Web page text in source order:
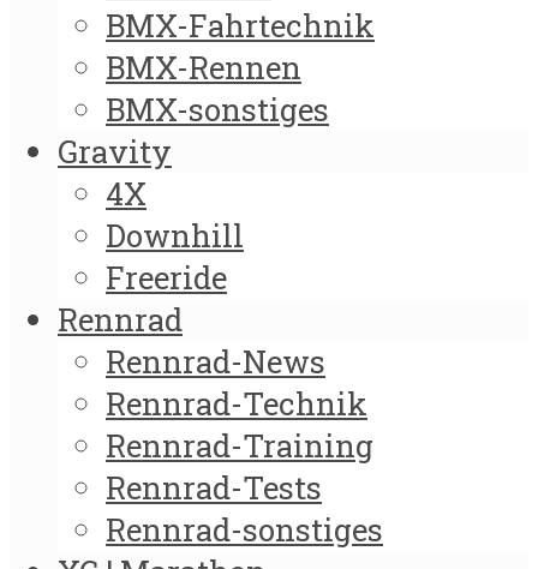
BMX-Fahrtechnik
BMX-Rennen
BMX-sonstiges
Gravity
4X
Downhill
Freeride
Rennrad
Rennrad-News
Rennrad-Technik
Rennrad-Training
Rennrad-Tests
Rennrad-sonstiges